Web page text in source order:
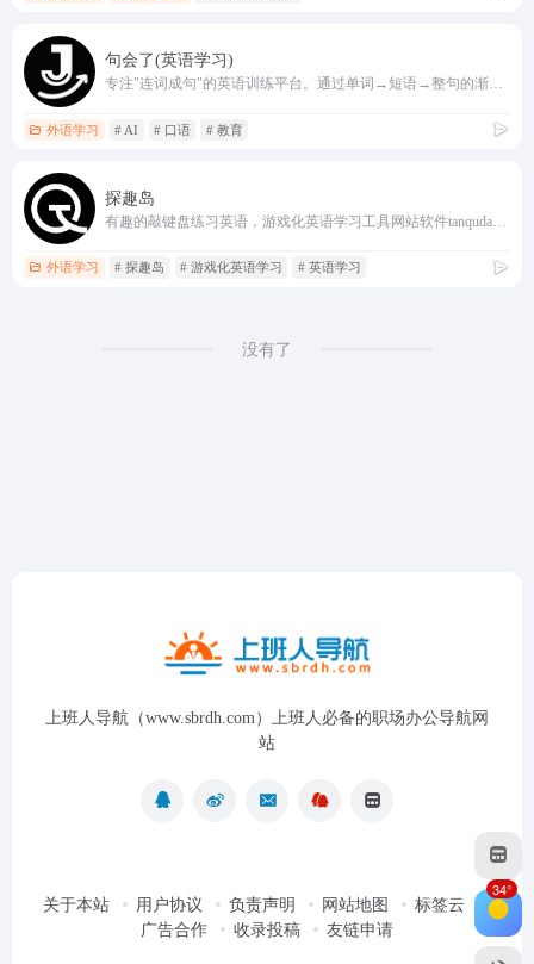
句会了(英语学习)
专注"连词成句"的英语训练平台。通过单词→短语→整句的渐进路径，融入 i+1 难度递进机制与 AI 句子拆分、即时纠错、游戏化激励等功能，逐步将"会词"转化为"会句"。
外语学习 # AI # 口语 # 教育
探趣岛
外语学习 # 探趣岛 # 游戏化英语学习 # 英语学习
没有了
上班人导航（www.sbrdh.com）上班人必备的职场办公导航网
站
关于本站 用户协议 负责声明 网站地图
标签云
广告合作
收录投稿 友链申请
34°